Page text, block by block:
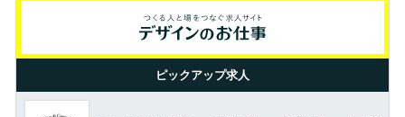
ピックアップ求人